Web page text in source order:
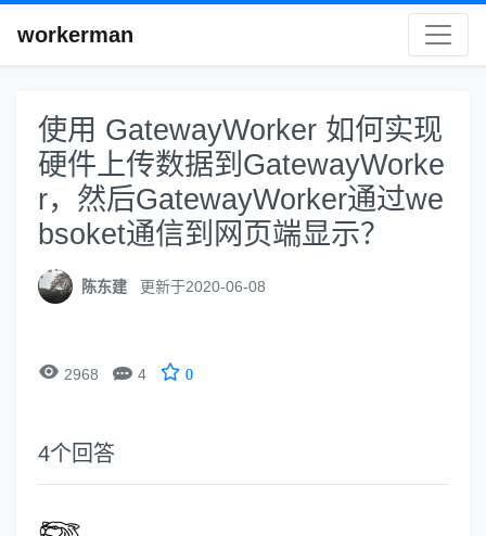
workerman
使用 GatewayWorker 如何实现
硬件上传数据到GatewayWorke
r，然后GatewayWorker通过we
bsoket通信到网页端显示？
陈东建 更新于2020-06-08
 2968  4 0
4个回答